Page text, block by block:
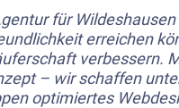
für
erreichen
verbessern.
– wir schaffen
optimiertes